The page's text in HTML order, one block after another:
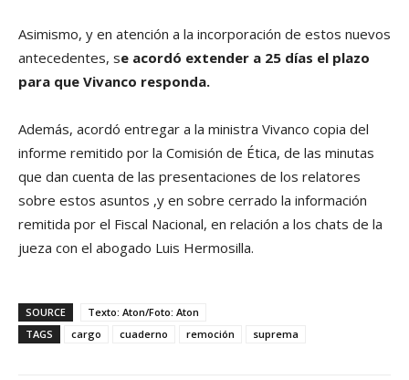
Asimismo, y en atención a la incorporación de estos nuevos
antecedentes, se acordó extender a 25 días el plazo
para que Vivanco responda.
Además, acordó entregar a la ministra Vivanco copia del
informe remitido por la Comisión de Ética, de las minutas
que dan cuenta de las presentaciones de los relatores
sobre estos asuntos ,y en sobre cerrado la información
remitida por el Fiscal Nacional, en relación a los chats de la
jueza con el abogado Luis Hermosilla.
SOURCE
Texto: Aton/Foto: Aton
TAGS
cargo cuaderno remoción suprema